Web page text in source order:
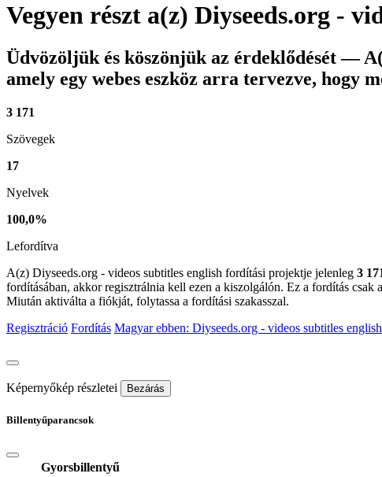
Vegyen részt a(z) Diyseeds.org -
Üdvözöljük és köszönjük az érdeklődését—
amely egy webes eszköz arra tervezve, hogy
3 171
Szövegek
17
Nyelvek
100,0%
Lefordítva
A(z) Diyseeds.org - videos subtitles english fordítási projektje jelenleg 3
fordításában, akkor regisztrálnia kell ezen a kiszolgálón. Ez a fordítás
Miután aktiválta a fiókját, folytassa a fordítási szakasszal.
Regisztráció Fordítás Magyar ebben: Diyseeds.org - videos subtitles english
Képernyőkép részletei Bezárás
Billentyűparancsok
Gyorsbillentyű